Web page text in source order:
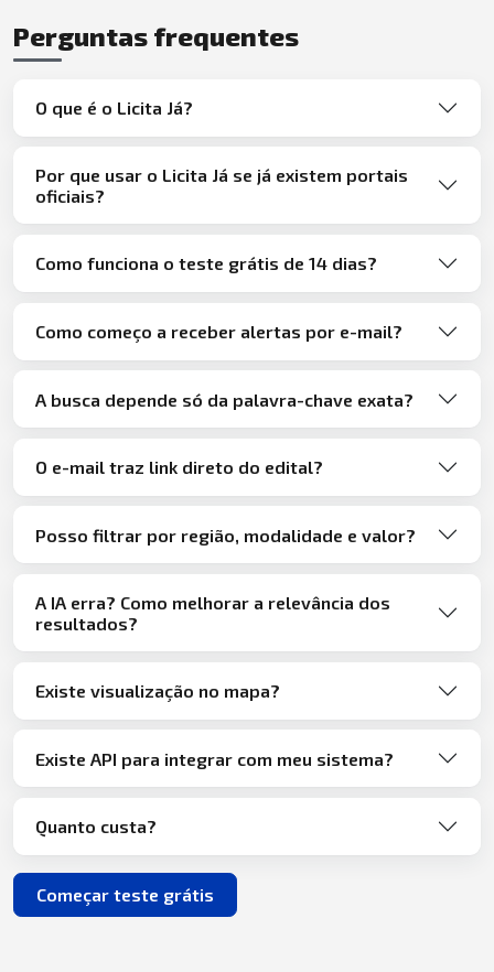
Perguntas frequentes
O que é o Licita Já?
Por que usar o Licita Já se já existem portais
oficiais?
Como funciona o teste grátis de 14 dias?
Como começo a receber alertas por e-mail?
A busca depende só da palavra-chave exata?
O e-mail traz link direto do edital?
Posso filtrar por região, modalidade e valor?
A IA erra? Como melhorar a relevância dos
resultados?
Existe visualização no mapa?
Existe API para integrar com meu sistema?
Quanto custa?
Começar teste grátis